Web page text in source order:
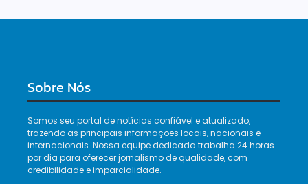
Sobre Nós
Somos seu portal de notícias confiável e atualizado,
trazendo as principais informações locais, nacionais e
internacionais. Nossa equipe dedicada trabalha 24 horas
por dia para oferecer jornalismo de qualidade, com
credibilidade e imparcialidade.